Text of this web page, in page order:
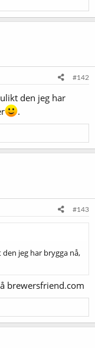
#142
den jeg har
.
#143
jeg har brygga nå,
brewersfriend.com